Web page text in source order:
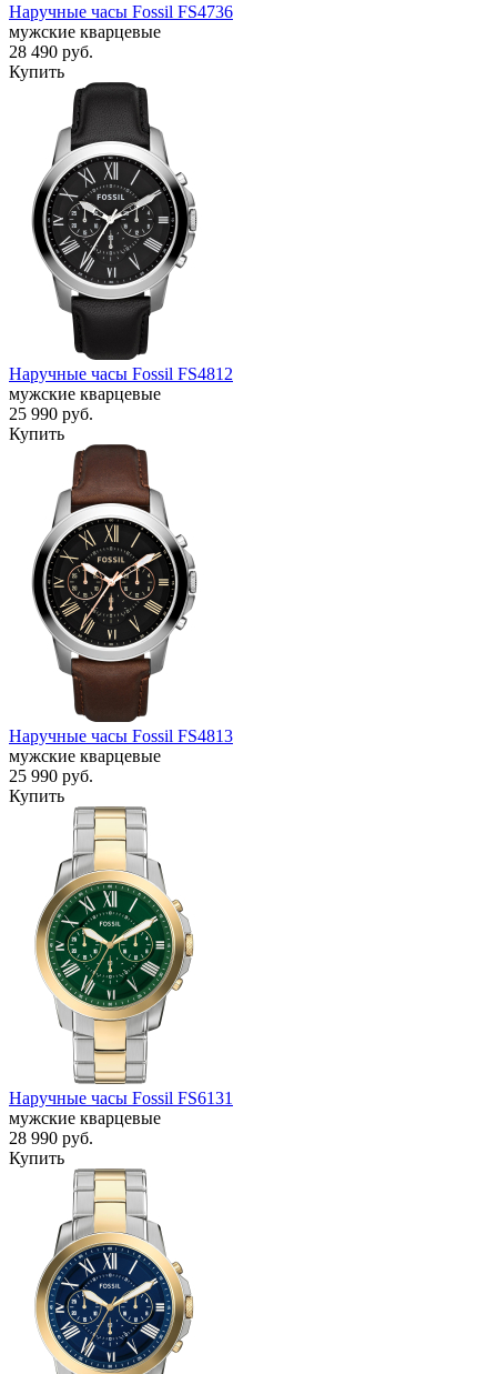
Наручные часы Fossil FS4736
мужские кварцевые
28 490 руб.
Купить
Наручные часы Fossil FS4812
мужские кварцевые
25 990 руб.
Купить
Наручные часы Fossil FS4813
мужские кварцевые
25 990 руб.
Купить
Наручные часы Fossil FS6131
мужские кварцевые
28 990 руб.
Купить